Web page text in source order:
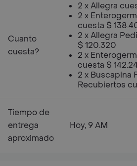
Cuanto
cuesta?
2 x Allegra
2 x
cuesta $
2 x Allegra
$ 120.320
2 x
cuesta $
2 x Buscapina
Recubiertos
Tiempo de
entrega
aproximado
Hoy, 9 AM